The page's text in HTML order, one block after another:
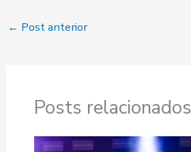
← Post anterior
Posts relacionados